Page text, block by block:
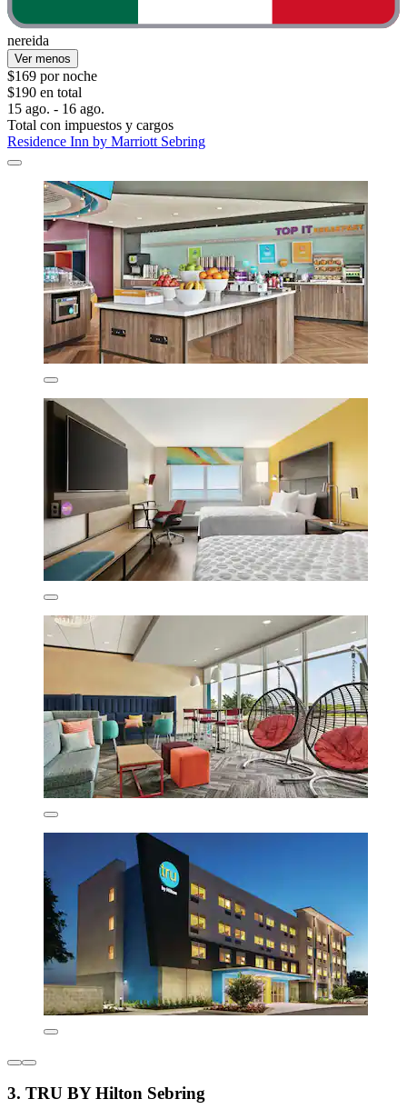
nereida
Ver menos
$169 por noche
$190 en total
15 ago. - 16 ago.
Total con impuestos y cargos
Residence Inn by Marriott Sebring
3. TRU BY Hilton Sebring